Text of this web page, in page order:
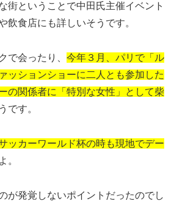
街ということで中田氏主催イベント
飲食店にも詳しいそうです。
で会ったり、 今年３月、パリで「ル
ッションショーに二人とも参加した
の関係者に「特別な女性」として柴
です。
ッカーワールド杯の時も現地でデー
。
が発覚しないポイントだったのでし